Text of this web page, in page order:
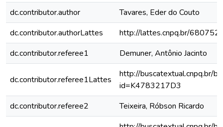
dc.contributor.author
Tavares, Eder do Couto
dc.contributor.authorLattes
http://lattes.cnpq.br/
dc.contributor.referee1
Demuner, Antônio Jacinto
dc.contributor.referee1Lattes
http://buscatextual.cnpq.br/
id=K4783217D3
dc.contributor.referee2
Teixeira, Róbson Ricardo